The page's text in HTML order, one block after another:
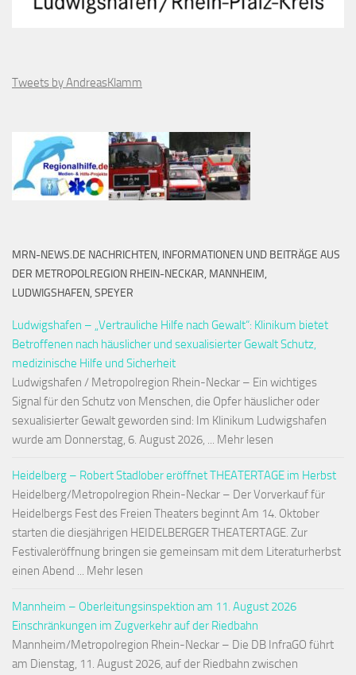
Tweets by AndreasKlamm
MRN-NEWS.DE NACHRICHTEN, INFORMATIONEN UND BEITRÄGE AUS
DER METROPOLREGION RHEIN-NECKAR, MANNHEIM,
LUDWIGSHAFEN, SPEYER
Ludwigshafen – „Vertrauliche Hilfe nach Gewalt“: Klinikum bietet
Betroffenen nach häuslicher und sexualisierter Gewalt Schutz,
medizinische Hilfe und Sicherheit
Ludwigshafen / Metropolregion Rhein-Neckar – Ein wichtiges
Signal für den Schutz von Menschen, die Opfer häuslicher oder
sexualisierter Gewalt geworden sind: Im Klinikum Ludwigshafen
wurde am Donnerstag, 6. August 2026, ... Mehr lesen
Heidelberg – Robert Stadlober eröffnet THEATERTAGE im Herbst
Heidelberg/Metropolregion Rhein-Neckar – Der Vorverkauf für
Heidelbergs Fest des Freien Theaters beginnt Am 14. Oktober
starten die diesjährigen HEIDELBERGER THEATERTAGE. Zur
Festivaleröffnung bringen sie gemeinsam mit dem Literaturherbst
einen Abend ... Mehr lesen
Mannheim – Oberleitungsinspektion am 11. August 2026
Einschränkungen im Zugverkehr auf der Riedbahn
Mannheim/Metropolregion Rhein-Neckar – Die DB InfraGO führt
am Dienstag, 11. August 2026, auf der Riedbahn zwischen